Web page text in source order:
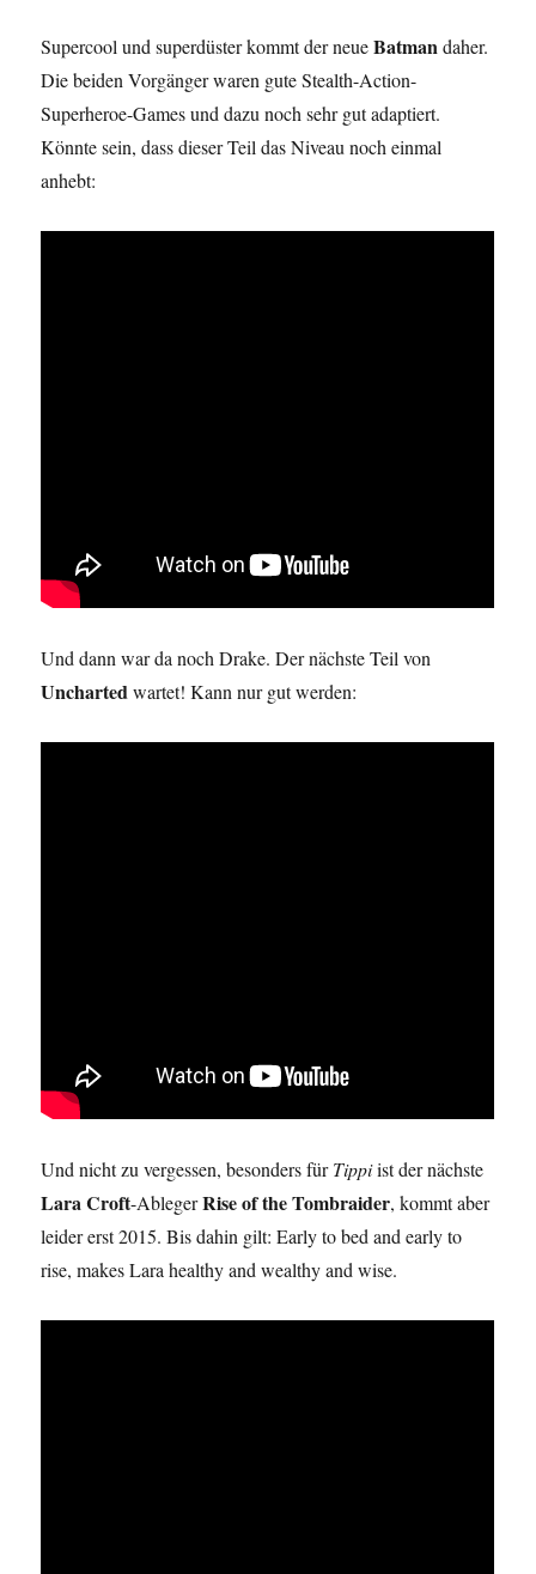
Supercool und superdüster kommt der neueBatmandaher.
Die beiden Vorgänger waren gute Stealth-Action-
Superheroe-Games und dazu noch sehr gut adaptiert.
Könnte sein, dass dieser Teil das Niveau noch einmal
anhebt:
Und dann war da noch Drake. Der nächste Teil von
Unchartedwartet! Kann nur gut werden:
Und nicht zu vergessen, besonders fürTippiist der nächste
Lara Croft-AblegerRise of the Tombraider, kommt aber
leider erst 2015. Bis dahin gilt: Early to bed and early to
rise, makes Lara healthy and wealthy and wise.